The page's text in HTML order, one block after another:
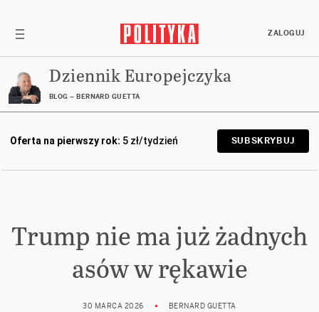
ZALOGUJ
Dziennik Europejczyka
BLOG – BERNARD GUETTA
Oferta na pierwszy rok: 5 zł/tydzień SUBSKRYBUJ
Trump nie ma już żadnych
asów w rękawie
30 MARCA 2026 BERNARD GUETTA